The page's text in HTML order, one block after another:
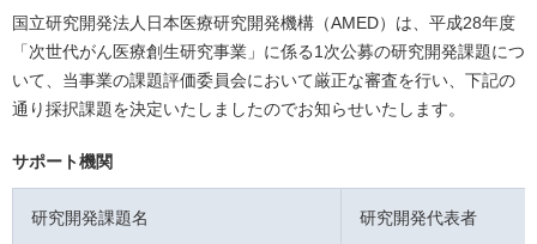
国立研究開発法人日本医療研究開発機構（AMED）は、平成28年度
「次世代がん医療創生研究事業」に係る1次公募の研究開発課題につ
いて、当事業の課題評価委員会において厳正な審査を行い、下記の
通り採択課題を決定いたしましたのでお知らせいたします。
サポート機関
研究開発課題名 研究開発代表者